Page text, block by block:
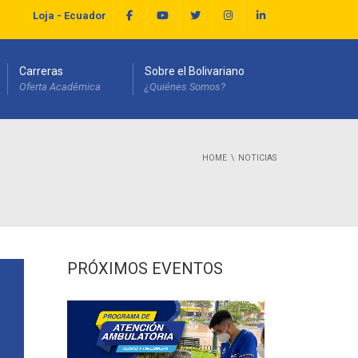
Loja - Ecuador
Carreras
Oferta Académica
Sobre el Bolivariano
¿Quiénes Somos?
HOME NOTICIAS
PRÓXIMOS EVENTOS